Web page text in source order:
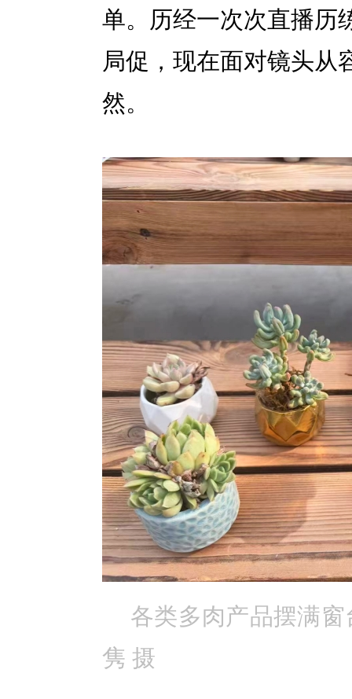
单。历经一次次直播历
局促，现在面对镜头从
然。
各类多肉产品摆满
隽 摄